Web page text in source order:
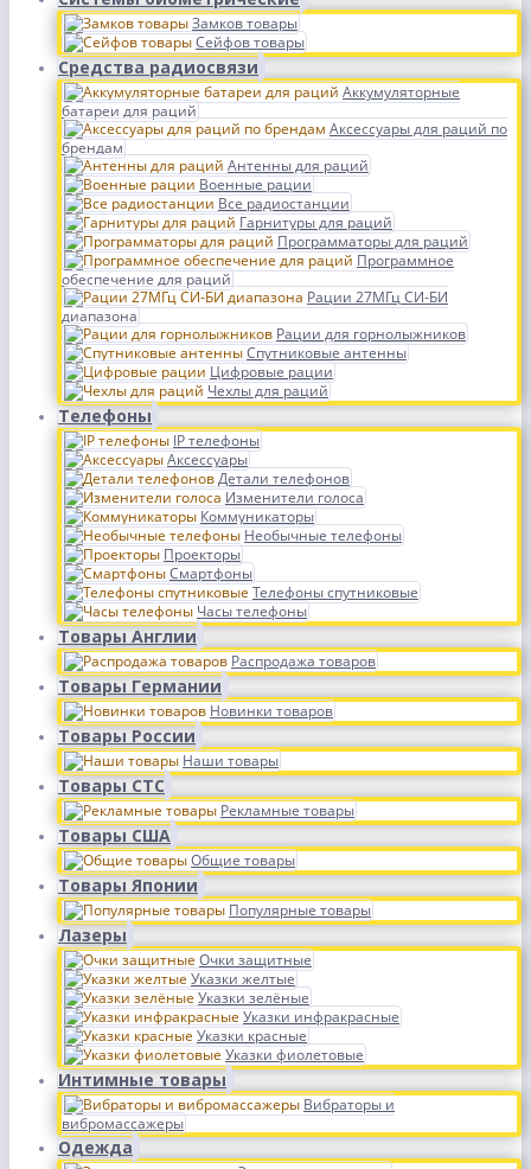
Замков товары
Сейфов товары
Средства радиосвязи
Аккумуляторные
батареи для раций
Аксессуары для раций по
брендам
Антенны для раций
Военные рации
Все радиостанции
Гарнитуры для раций
Программаторы для раций
Программное
обеспечение для раций
Рации 27МГц СИ-БИ
диапазона
Рации для горнолыжников
Спутниковые антенны
Цифровые рации
Чехлы для раций
Телефоны
IP телефоны
Аксессуары
Детали телефонов
Изменители голоса
Коммуникаторы
Необычные телефоны
Проекторы
Смартфоны
Телефоны спутниковые
Часы телефоны
Товары Англии
Распродажа товаров
Товары Германии
Новинки товаров
Товары России
Наши товары
Товары СТС
Рекламные товары
Товары США
Общие товары
Товары Японии
Популярные товары
Лазеры
Очки защитные
Указки желтые
Указки зелёные
Указки инфракрасные
Указки красные
Указки фиолетовые
Интимные товары
Вибраторы и
вибромассажеры
Одежда